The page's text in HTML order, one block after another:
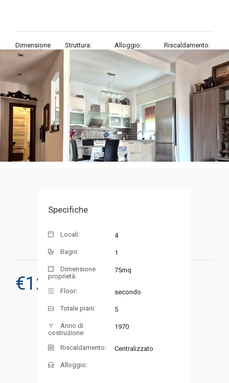
Dimensione
proprietà:
75mq
Struttura:
Alloggio:
Riscaldamento:
Centralizzato
€128.000
Specifiche
Locali: 4
Bagni: 1
Dimensione
proprietà:
75mq
Floor: secondo
Totale piani: 5
Anno di
costruzione:
1970
Riscaldamento: Centralizzato
Alloggio: